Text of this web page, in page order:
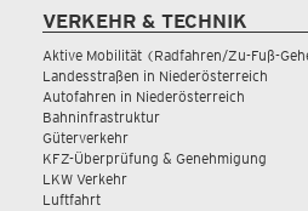
VERKEHR & TECHNIK
Aktive Mobilität (Radfahren/Zu-Fuß-
Landesstraßen in Niederösterreich
Autofahren in Niederösterreich
Bahninfrastruktur
Güterverkehr
KFZ-Überprüfung & Genehmigung
LKW Verkehr
Luftfahrt